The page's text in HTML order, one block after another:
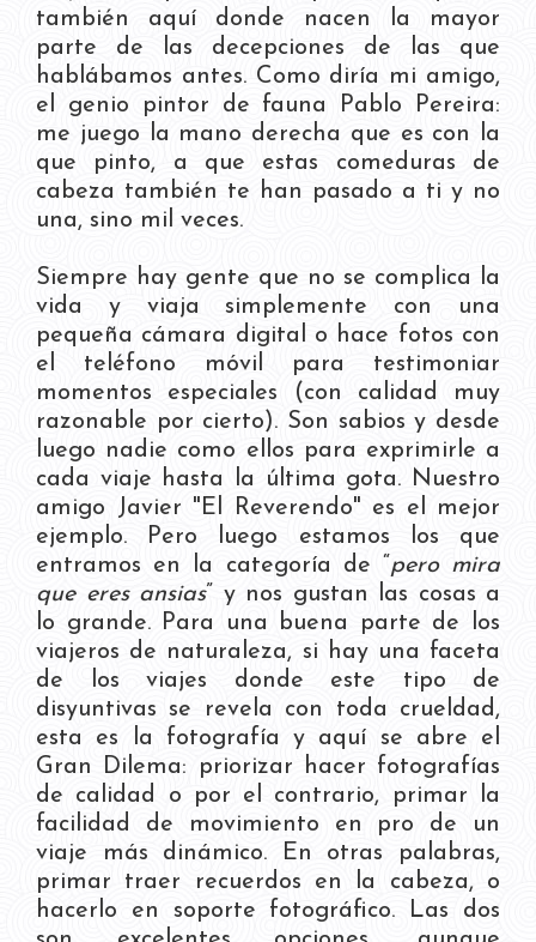
también aquí donde nacen la mayor
parte de las decepciones de las que
hablábamos antes. Como diría mi amigo,
el genio pintor de fauna Pablo Pereira:
me juego la mano derecha que es con la
que pinto, a que estas comeduras de
cabeza también te han pasado a ti y no
una, sino mil veces.
Siempre hay gente que no se complica la
vida y viaja simplemente con una
pequeña cámara digital o hace fotos con
el teléfono móvil para testimoniar
momentos especiales (con calidad muy
razonable por cierto). Son sabios y desde
luego nadie como ellos para exprimirle a
cada viaje hasta la última gota. Nuestro
amigo Javier "El Reverendo" es el mejor
ejemplo. Pero luego estamos los que
entramos en la categoría de “ pero mira
que eres ansias” y nos gustan las cosas a
lo grande. Para una buena parte de los
viajeros de naturaleza, si hay una faceta
de los viajes donde este tipo de
disyuntivas se revela con toda crueldad,
esta es la fotografía y aquí se abre el
Gran Dilema: priorizar hacer fotografías
de calidad o por el contrario, primar la
facilidad de movimiento en pro de un
viaje más dinámico. En otras palabras,
primar traer recuerdos en la cabeza, o
hacerlo en soporte fotográfico. Las dos